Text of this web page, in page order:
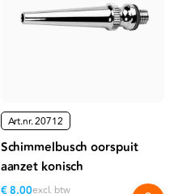
Art.nr.20712
Schimmelbusch oorspuit
aanzet konisch
€ 8,00excl. btw